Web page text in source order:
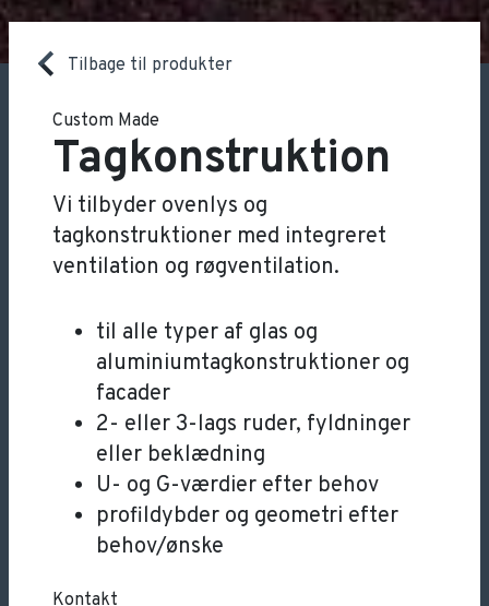
Tilbage til produkter
Custom Made
Tagkonstruktion
Vi tilbyder ovenlys og
tagkonstruktioner med integreret
ventilation og røgventilation.
til alle typer af glas og
aluminiumtagkonstruktioner og
facader
2- eller 3-lags ruder, fyldninger
eller beklædning
U- og G-værdier efter behov
profildybder og geometri efter
behov/ønske
Kontakt